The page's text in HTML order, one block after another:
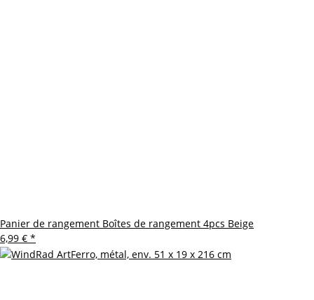
Panier de rangement Boîtes de rangement 4pcs Beige
6,99 € *